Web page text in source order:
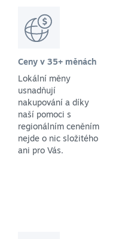
Ceny v 35+ měnách
Lokální měny
usnadňují
nakupování a díky
naší pomoci s
regionálním ceněním
nejde o nic složitého
ani pro Vás.